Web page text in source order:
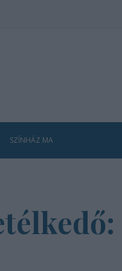
SZÍNHÁZ MA